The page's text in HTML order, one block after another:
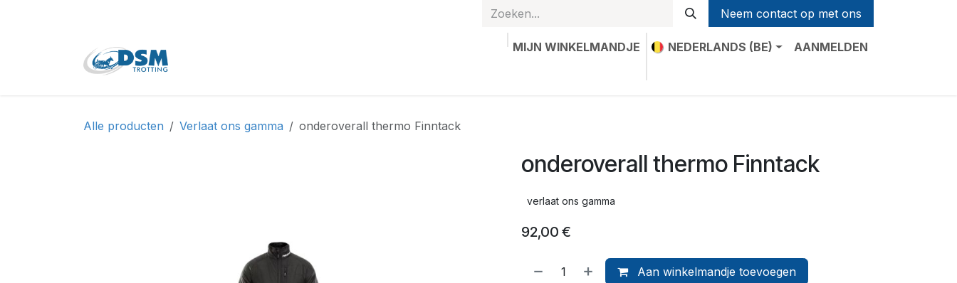
Neem contact op met ons
MIJN WINKELMANDJE NEDERLANDS (BE)
AANMELDEN
Alle producten Verlaat ons gamma onderoverall thermo Finntack
onderoverall thermo Finntack
verlaat ons gamma
92,00 €
Aan winkelmandje toevoegen